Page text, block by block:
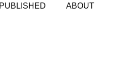
PUBLISHED ABOUT